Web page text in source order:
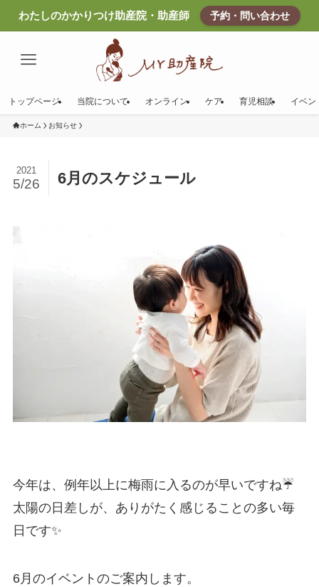
わたしのかかりつけ助産院・助産師 予約・問い合わせ
トップページ 当院について オンライン ケア 育児相談 イベン
ホーム お知らせ
6月のスケジュール
2021
5/26
今年は、例年以上に梅雨に入るのが早いですね☔
太陽の日差しが、ありがたく感じることの多い毎
日です✨
6月のイベントのご案内します。